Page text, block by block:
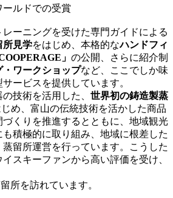
ルドでの受賞
ーニングを受けた専門ガイドによる
所見学をはじめ、本格的なハンドフィ
」 の公開、さらに紹介制
・ワークショップなど、ここでしか味
ービスを提供しています。
技術を活用した、 世界初の鋳造製蒸
じめ、富山の伝統技術を活かした商品
くりを推進するとともに、地域観光
積極的に取り組み、地域に根差した
留所運営を行っています。こうした
スキーファンから高い評価を受け、
所を訪れています。